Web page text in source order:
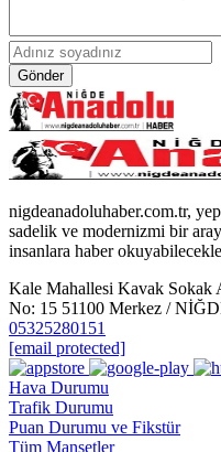
Gönder
nigdeanadoluhaber.com.tr,
sadelik ve modernizmi bir
insanlara haber
Kale Mahallesi Kavak Sokak
No: 15 51100 Merkez /
05325280151
[email protected]
Hava Durumu
Trafik Durumu
Puan Durumu ve Fikstür
Tüm Manşetler